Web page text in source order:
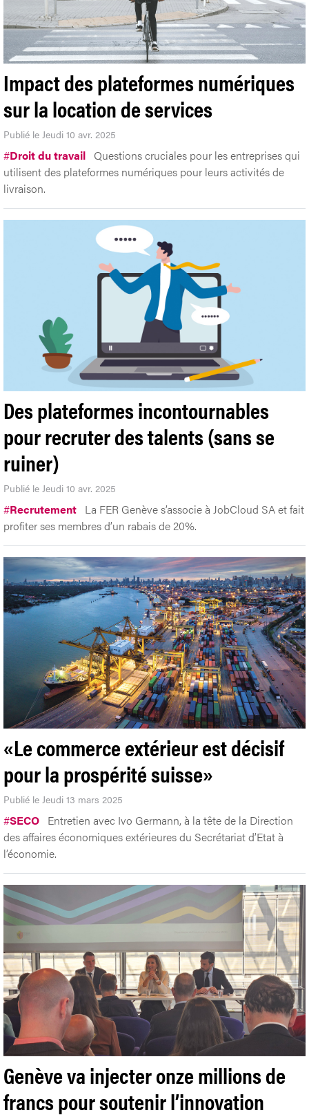
Impact des plateformes numériques
sur la location de services
Publié le Jeudi 10 avr. 2025
#Droit du travail Questions cruciales pour les entreprises qui
utilisent des plateformes numériques pour leurs activités de
livraison.
Des plateformes incontournables
pour recruter des talents (sans se
ruiner)
Publié le Jeudi 10 avr. 2025
#Recrutement La FER Genève s’associe à JobCloud SA et fait
profiter ses membres d’un rabais de 20%.
«Le commerce extérieur est décisif
pour la prospérité suisse»
Publié le Jeudi 13 mars 2025
#SECO Entretien avec Ivo Germann, à la tête de la Direction
des affaires économiques extérieures du Secrétariat d’Etat à
l’économie.
Genève va injecter onze millions de
francs pour soutenir l’innovation